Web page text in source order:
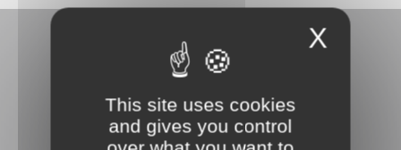
3 rue Danton
X
This site uses cookies
and gives you control